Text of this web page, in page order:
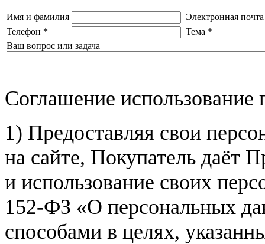
Имя и фамилия
Электронная почта
Телефон * Тема *
Ваш вопрос или задача
Соглашение
1) Предоставляя свои
на сайте, Покупатель даёт
и использование своих
152-ФЗ «О персональных
способами в целях,